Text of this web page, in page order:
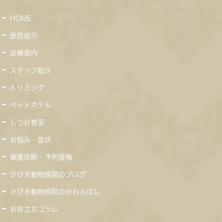
HOME
医院紹介
診療案内
スタッフ紹介
トリミング
ペットホテル
しつけ教室
お悩み・症状
健康診断・予防接種
ひびき動物病院のブログ
ひびき動物病院のかわらばん
お役立ちコラム